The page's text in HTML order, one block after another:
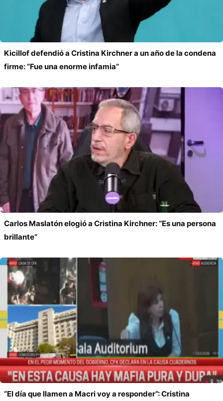
Kicillof defendió a Cristina Kirchner a un año de la condena
firme: “Fue una enorme infamia”
Carlos Maslatón elogió a Cristina Kirchner: “Es una persona
brillante”
“El día que llamen a Macri voy a responder”: Cristina